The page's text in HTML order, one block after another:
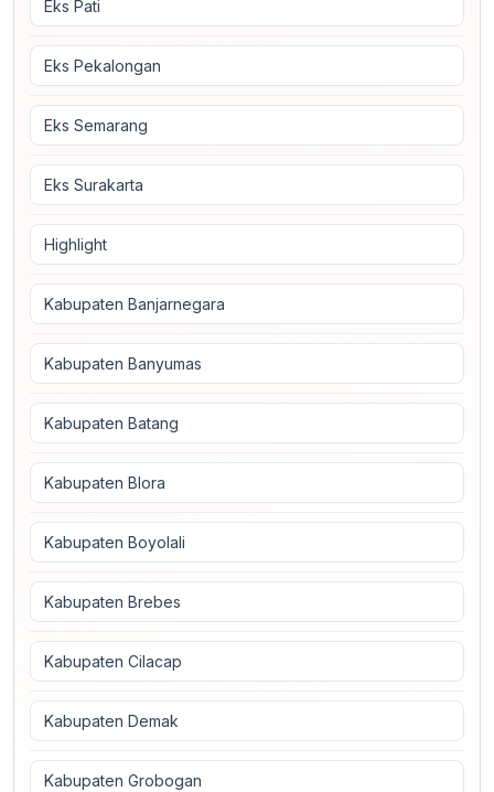
Eks Pati
Eks Pekalongan
Eks Semarang
Eks Surakarta
Highlight
Kabupaten Banjarnegara
Kabupaten Banyumas
Kabupaten Batang
Kabupaten Blora
Kabupaten Boyolali
Kabupaten Brebes
Kabupaten Cilacap
Kabupaten Demak
Kabupaten Grobogan